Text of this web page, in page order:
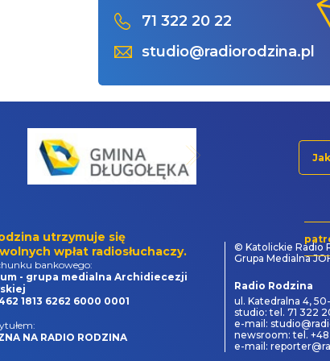
71 322 20 22
studio@radiorodzina.pl
utrzymuje się
wpłat radiosłuchaczy.
bankowego:
- grupa medialna Archidiecezji
1813 6262 6000 0001
NA RADIO RODZINA
© Katolickie Radio
Grupa Medialna
Radio Rodzina
ul. Katedralna 4,
studio: tel. 71 322
e-mail:
newsroom: tel. +48
e-mail: